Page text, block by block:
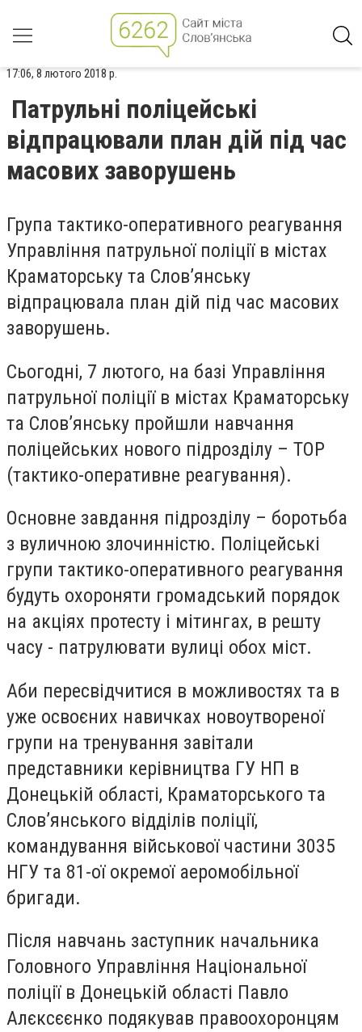
17:06, 8 лютого 2018 р.
Патрульні поліцейські
відпрацювали план дій під час
масових заворушень
Група тактико-оперативного реагування
Управління патрульної поліції в містах
Краматорську та Слов’янську
відпрацювала план дій під час масових
заворушень.
Сьогодні, 7 лютого, на базі Управління
патрульної поліції в містах Краматорську
та Слов’янську пройшли навчання
поліцейських нового підрозділу – ТОР
(тактико-оперативне реагування).
Основне завдання підрозділу – боротьба
з вуличною злочинністю. Поліцейські
групи тактико-оперативного реагування
будуть охороняти громадський порядок
на акціях протесту і мітингах, в решту
часу - патрулювати вулиці обох міст.
Аби пересвідчитися в можливостях та в
уже освоєних навичках новоутвореної
групи на тренування завітали
представники керівництва ГУ НП в
Донецькій області, Краматорського та
Слов’янського відділів поліції,
командування військової частини 3035
НГУ та 81-ої окремої аеромобільної
бригади.
Після навчань заступник начальника
Головного Управління Національної
поліції в Донецькій області Павло
Алєксєєнко подякував правоохоронцям